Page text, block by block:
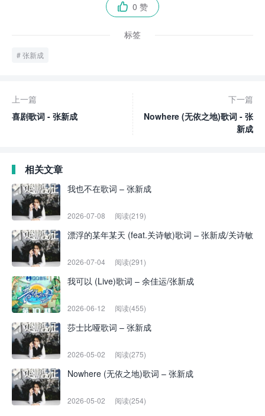
 0 赞
标签
张新成
上一篇
喜剧歌词 - 张新成
下一篇
Nowhere (无依之地)歌词 - 张
新成
相关文章
我也不在歌词 – 张新成
2026-07-08 阅读(219)
漂浮的某年某天 (feat.关诗敏)歌词 – 张新成/关诗敏
2026-07-04 阅读(291)
我可以 (Live)歌词 – 余佳运/张新成
2026-06-12 阅读(455)
莎士比哑歌词 – 张新成
2026-05-02 阅读(275)
Nowhere (无依之地)歌词 – 张新成
2026-05-02 阅读(254)